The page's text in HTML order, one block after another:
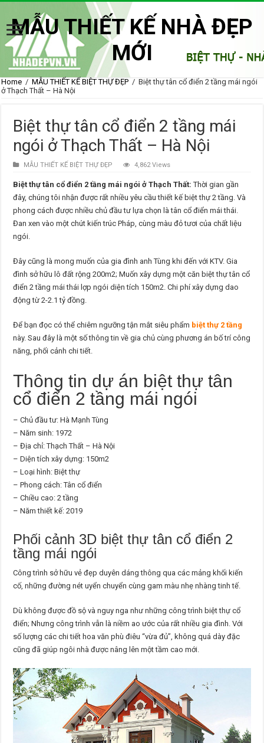
MẪU THIẾT KẾ NHÀ ĐẸP
MỚI
Home / MẪU THIẾT KẾ BIỆT THỰ ĐẸP / Biệt thự tân cổ điển 2 tầng mái ngói
ở Thạch Thất – Hà Nội
Biệt thự tân cổ điển 2 tầng mái
ngói ở Thạch Thất – Hà Nội
MẪU THIẾT KẾ BIỆT THỰ ĐẸP 4,862 Views
Biệt thự tân cổ điển 2 tầng mái ngói ở Thạch Thất:Thời gian gần
đây, chúng tôi nhận được rất nhiều yêu cầu thiết kế biệt thự 2 tầng. Và
phong cách được nhiều chủ đầu tư lựa chọn là tân cổ điển mái thái.
Đan xen vào một chút kiến trúc Pháp, cùng màu đỏ tươi của chất liệu
ngói.
Đây cũng là mong muốn của gia đình anh Tùng khi đến với KTV. Gia
đình sở hữu lô đất rộng 200m2; Muốn xây dựng một căn biệt thự tân cổ
điển 2 tầng mái thái lợp ngói diện tích 150m2. Chi phí xây dựng dao
động từ 2-2.1 tỷ đồng.
Để bạn đọc có thể chiêm ngưỡng tận mắt siêu phẩm biệt thự 2 tầng
này. Sau đây là một số thông tin về gia chủ cùng phương án bố trí công
năng, phối cảnh chi tiết.
Thông tin dự án biệt thự tân
cổ điển 2 tầng mái ngói
– Chủ đầu tư: Hà Mạnh Tùng
– Năm sinh: 1972
– Địa chỉ: Thạch Thất – Hà Nội
– Diện tích xây dựng: 150m2
– Loại hình: Biệt thự
– Phong cách: Tân cổ điển
– Chiều cao: 2 tầng
– Năm thiết kế: 2019
Phối cảnh 3D biệt thự tân cổ điển 2
tầng mái ngói
Công trình sở hữu vẻ đẹp duyên dáng thông qua các mảng khối kiến
cố, những đường nét uyển chuyển cùng gam màu nhẹ nhàng tinh tế.
Dù không được đồ sộ và nguy nga như những công trình biệt thự cổ
điển; Nhưng công trình vẫn là niềm ao ước của rất nhiều gia đình. Với
số lượng các chi tiết hoa văn phù điêu “vừa đủ”, không quá dày đặc
cũng đã giúp ngôi nhà được nâng lên một tầm cao mới.